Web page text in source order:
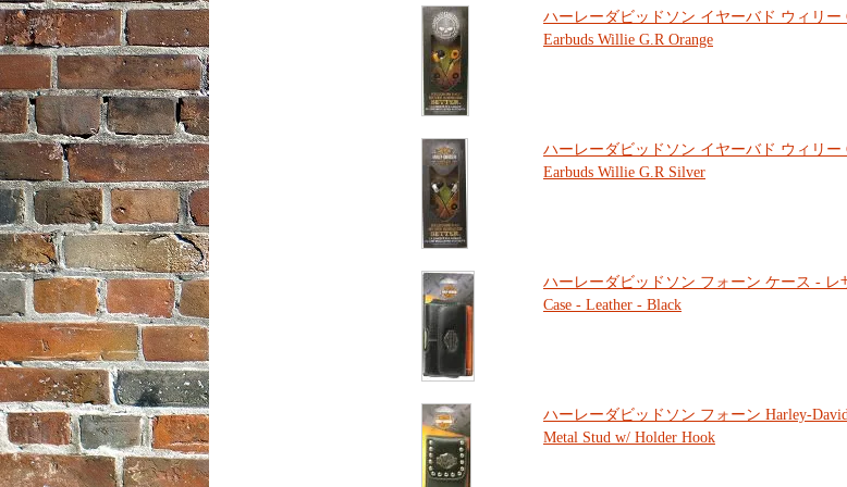
ハーレーダビッドソン イヤーバド ウィリ
Earbuds Willie G.R Orange
ハーレーダビッドソン イヤーバド ウィリ
Earbuds Willie G.R Silver
ハーレーダビッドソン フォーン ケース -
Case - Leather - Black
ハーレーダビッドソン フォーン Harley-
Metal Stud w/ Holder Hook